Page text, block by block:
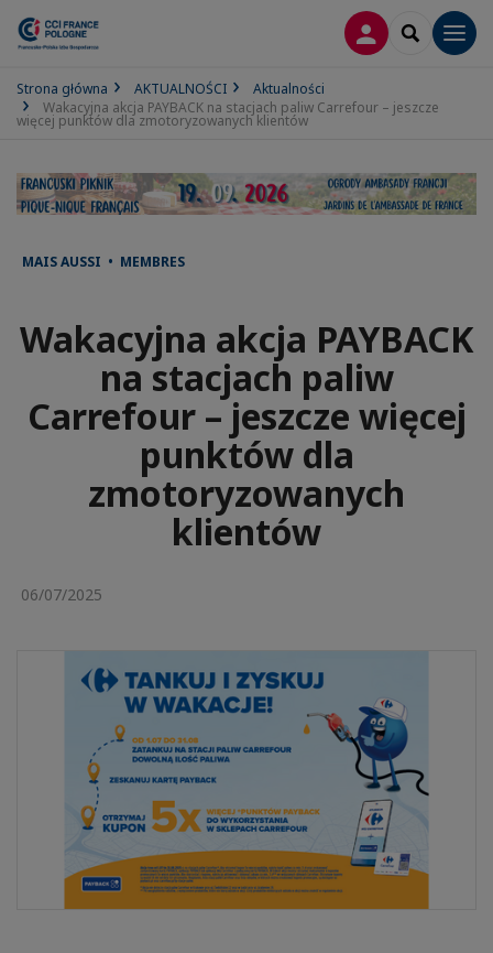
LOGOWANIE
SEARCH
Strona główna AKTUALNOŚCI
Aktualności
Wakacyjna akcja PAYBACK na stacjach paliw Carrefour – jeszcze
więcej punktów dla zmotoryzowanych klientów
MAIS AUSSI • MEMBRES
Wakacyjna akcja PAYBACK
na stacjach paliw
Carrefour – jeszcze więcej
punktów dla
zmotoryzowanych
klientów
06/07/2025